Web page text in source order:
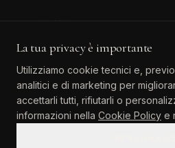
045 511 6381
info@atinteriordesign.it
tarallo.agostino@pec.it
La tua privacy è importante
Utilizziamo cookie tecnici e,
analitici e di marketing per
accettarli tutti, rifiutarli o
informazioni nella Cookie Policy e